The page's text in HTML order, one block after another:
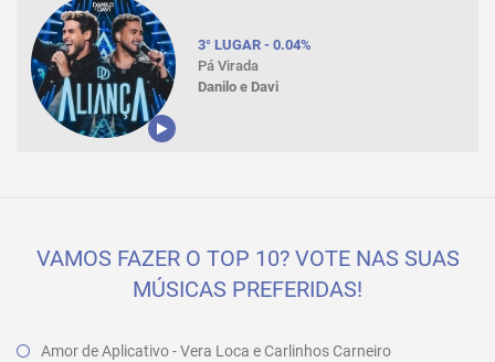
3° LUGAR - 0.04%
Pá Virada
Danilo e Davi
VAMOS FAZER O TOP 10? VOTE NAS SUAS
MÚSICAS PREFERIDAS!
Amor de Aplicativo - Vera Loca e Carlinhos Carneiro